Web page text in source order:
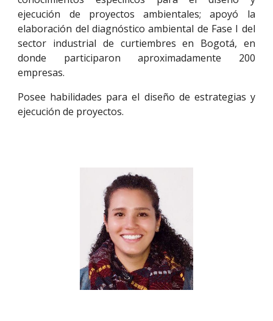
ejecución de proyectos ambientales; apoyó la
elaboración del diagnóstico ambiental de Fase I del
sector industrial de curtiembres en Bogotá, en
donde participaron aproximadamente 200
empresas.
Posee habilidades para el diseño de estrategias y
ejecución de proyectos.